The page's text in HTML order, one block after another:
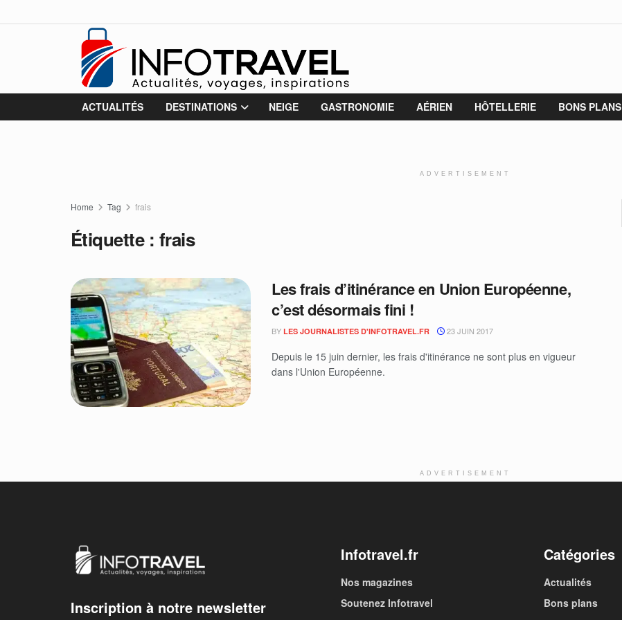
ACTUALITÉS DESTINATIONS NEIGE GASTRONOMIE AÉRIEN HÔTELLERIE BONS PLANS
ADVERTISEMENT
Home Tag frais
Étiquette : frais
Les frais d’itinérance en Union Européenne,
c’est désormais fini !
BY LES JOURNALISTES D'INFOTRAVEL.FR 23 JUIN 2017
Depuis le 15 juin dernier, les frais d'itinérance ne sont plus en vigueur
dans l'Union Européenne.
ADVERTISEMENT
Inscription à notre newsletter
Infotravel.fr
Nos magazines
Soutenez Infotravel
Catégories
Actualités
Bons plans